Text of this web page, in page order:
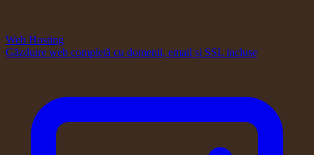
Web Hosting
Găzduire web completă cu domenii, email și SSL incluse